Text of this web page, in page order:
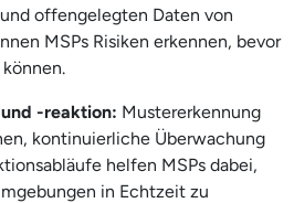
offengelegten Daten von
MSPs Risiken erkennen, bevor
-reaktion: Mustererkennung
kontinuierliche Überwachung
helfen MSPs dabei,
in Echtzeit zu